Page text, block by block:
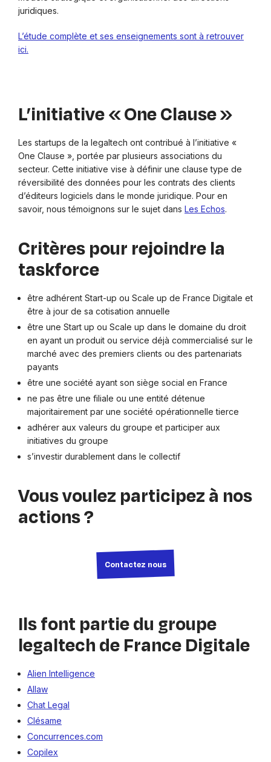
juridiques.
L’étude complète et ses enseignements sont à retrouver
ici.
L’initiative « One Clause »
Les startups de la legaltech ont contribué à l’initiative «
One Clause », portée par plusieurs associations du
secteur. Cette initiative vise à définir une clause type de
réversibilité des données pour les contrats des clients
d’éditeurs logiciels dans le monde juridique. Pour en
savoir, nous témoignons sur le sujet dans Les Echos.
Critères pour rejoindre la
taskforce
être adhérent Start-up ou Scale up de France Digitale et
être à jour de sa cotisation annuelle
être une Start up ou Scale up dans le domaine du droit
en ayant un produit ou service déjà commercialisé sur le
marché avec des premiers clients ou des partenariats
payants
être une société ayant son siège social en France
ne pas être une filiale ou une entité détenue
majoritairement par une société opérationnelle tierce
adhérer aux valeurs du groupe et participer aux
initiatives du groupe
s’investir durablement dans le collectif
Vous voulez participez à nos
actions ?
Contactez nous
Ils font partie du groupe
legaltech de France Digitale
Alien Intelligence
Allaw
Chat Legal
Clésame
Concurrences.com
Copilex